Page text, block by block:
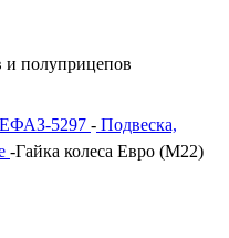
и полуприцепов
5297
Подвеска,
Гайка колеса Евро (М22)